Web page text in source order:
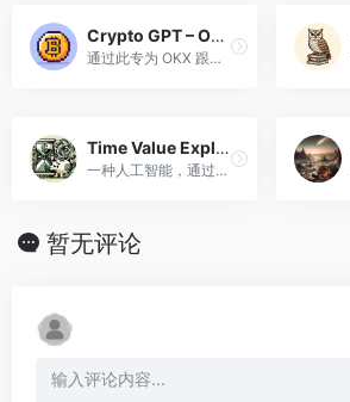
Crypto GPT – OKX Copy Trading
通过此专为 OKX 跟单交易量身定制的 GPT 探索金融见解。
Time Value Explorer
一种人工智能，通过将成本与用户的小时工资进行比较来揭示支出的工作价值。
暂无评论